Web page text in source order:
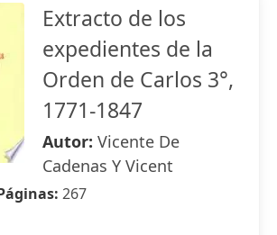
Extracto de los
expedientes de la
Orden de Carlos 3°,
1771-1847
Autor: Vicente De
Cadenas Y Vicent
267